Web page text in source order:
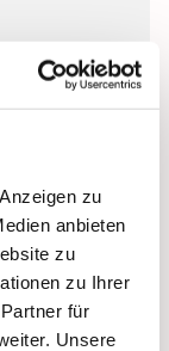
zu
anbieten
zu
zu Ihrer
für
Unsere